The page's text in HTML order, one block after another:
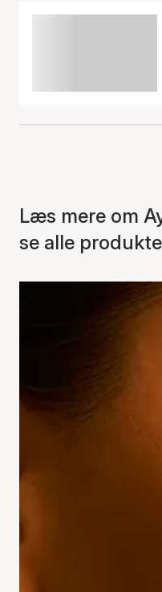
Læs mere om
se alle